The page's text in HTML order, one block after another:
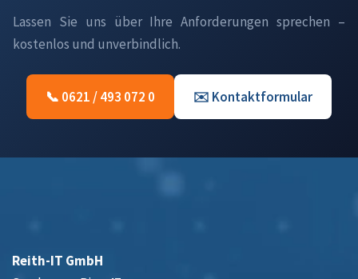
Lassen Sie uns über Ihre Anforderungen sprechen –
kostenlos und unverbindlich.
📞 0621 / 493 072 0 ✉️ Kontaktformular
Reith-IT GmbH